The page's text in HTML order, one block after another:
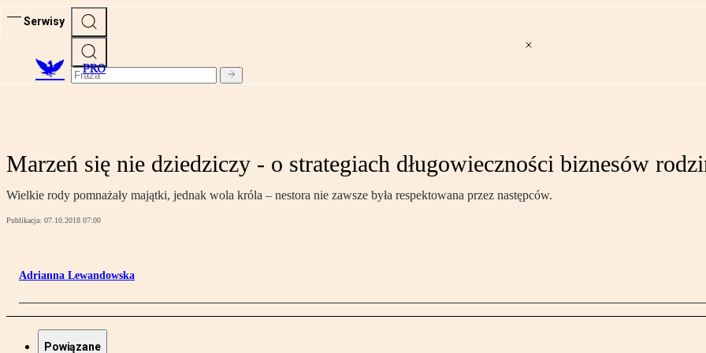
Serwisy
PRO
Marzeń się nie dziedziczy - o strategiach długowieczności biznesów
Wielkie rody pomnażały majątki, jednak wola króla – nestora nie zawsze była respektowana przez następców.
Publikacja: 07.10.2018 07:00
Adrianna Lewandowska
Powiązane